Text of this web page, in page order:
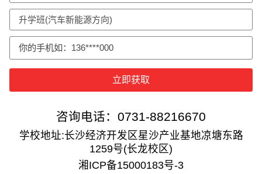
立即获取
咨询电话：0731-88216670
学校地址:长沙经济开发区星沙产业基地凉塘东路
1259号(长龙校区)
湘ICP备15000183号-3